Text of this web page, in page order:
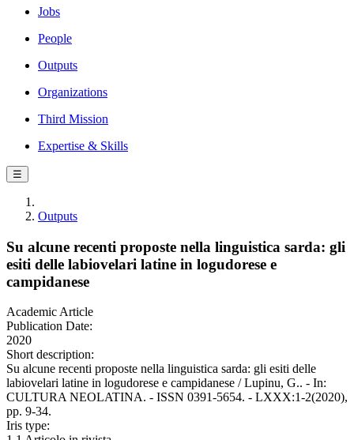
Jobs
People
Outputs
Organizations
Third Mission
Expertise & Skills
☰
Outputs
Su alcune recenti proposte nella linguistica sarda: gli
esiti delle labiovelari latine in logudorese e
campidanese
Academic Article
Publication Date:
2020
Short description:
Su alcune recenti proposte nella linguistica sarda: gli esiti delle
labiovelari latine in logudorese e campidanese / Lupinu, G.. - In:
CULTURA NEOLATINA. - ISSN 0391-5654. - LXXX:1-2(2020),
pp. 9-34.
Iris type: